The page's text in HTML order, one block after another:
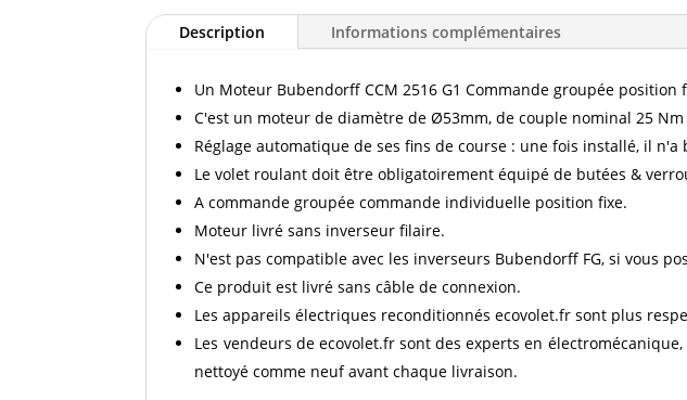
Description Informations complémentaires
Un Moteur Bubendorff CCM 2516 G1 Commande groupée position
C'est un moteur de diamètre de Ø53mm, de couple nominal 25
Réglage automatique de ses fins de course : une fois installé, il n'a
Le volet roulant doit être obligatoirement équipé de butées &
A commande groupée commande individuelle position fixe.
Moteur livré sans inverseur filaire.
N'est pas compatible avec les inverseurs Bubendorff FG, si vous
Ce produit est livré sans câble de connexion.
Les appareils électriques reconditionnés ecovolet.fr sont plus
Les vendeurs de ecovolet.fr sont des experts en
nettoyé comme neuf avant chaque livraison.